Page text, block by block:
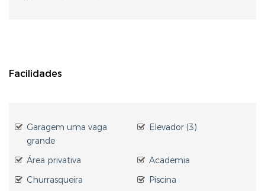
Facilidades
Garagem uma vaga
grande
Elevador (3)
Área privativa
Academia
Churrasqueira
Piscina